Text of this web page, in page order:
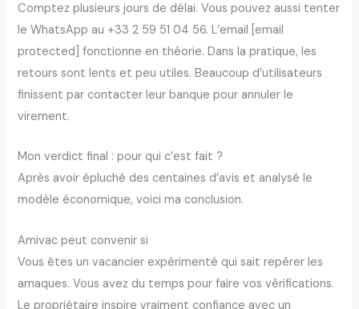
Comptez plusieurs jours de délai. Vous pouvez aussi tenter
le WhatsApp au +33 2 59 51 04 56. L’email [email
protected] fonctionne en théorie. Dans la pratique, les
retours sont lents et peu utiles. Beaucoup d’utilisateurs
finissent par contacter leur banque pour annuler le
virement.
Mon verdict final : pour qui c’est fait ?
Après avoir épluché des centaines d’avis et analysé le
modèle économique, voici ma conclusion.
Amivac peut convenir si
Vous êtes un vacancier expérimenté qui sait repérer les
arnaques. Vous avez du temps pour faire vos vérifications.
Le propriétaire inspire vraiment confiance avec un